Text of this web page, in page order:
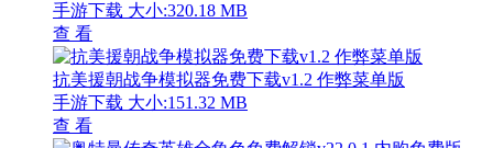
手游下载 大小:320.18 MB
查 看
抗美援朝战争模拟器免费下载v1.2 作弊菜单版
手游下载 大小:151.32 MB
查 看